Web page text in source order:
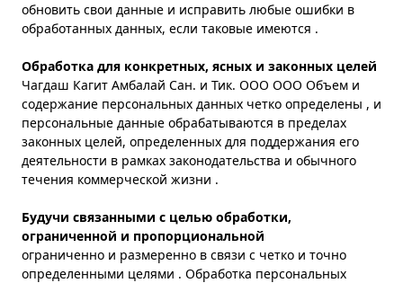
обновить свои данные и исправить любые ошибки в
обработанных данных, если таковые имеются .
Обработка для конкретных, ясных и законных целей
Чагдаш Кагит Амбалай Сан. и Тик. ООО ООО Объем и
содержание персональных данных четко определены , и
персональные данные обрабатываются в пределах
законных целей, определенных для поддержания его
деятельности в рамках законодательства и обычного
течения коммерческой жизни .
Будучи связанными с целью обработки,
ограниченной и пропорциональной
ограниченно и размеренно в связи с четко и точно
определенными целями . Обработка персональных